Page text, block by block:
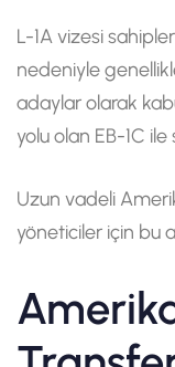
L-1A vizesi
nedeniyle
adaylar olarak
yolu olan EB-1C ile
Uzun vadeli
yöneticiler için bu